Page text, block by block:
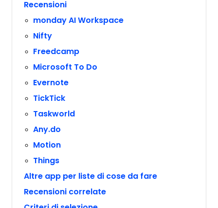
Recensioni
monday AI Workspace
Nifty
Freedcamp
Microsoft To Do
Evernote
TickTick
Taskworld
Any.do
Motion
Things
Altre app per liste di cose da fare
Recensioni correlate